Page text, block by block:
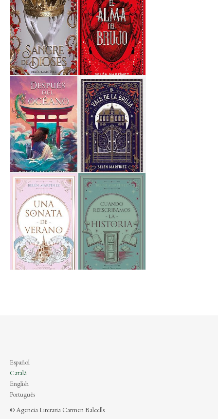
Español
Català
English
Português
© Agencia Literaria Carmen Balcells